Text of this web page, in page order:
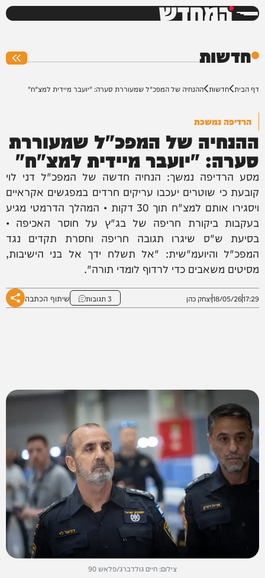
המחדש
חדשות
דף הבית חדשות ההנחיה של המפכ"ל שמעוררת סערה: "יועבר מיידית למצ"ח"
הרדיפה נמשכת
ההנחיה של המפכ"ל שמעוררת
סערה: "יועבר מיידית למצ"ח"
מסע הרדיפה נמשך: הנחיה חדשה של המפכ"ל דני לוי
קובעת כי שוטרים יעכבו עריקים חרדים במפגשים אקראיים
ויסגירו אותם למצ"ח תוך 30 דקות • המהלך הדרמטי מגיע
בעקבות ביקורת חריפה של בג"ץ על חוסר האכיפה •
בסיעת ש"ס שיגרו תגובה חריפה וחסרת תקדים נגד
המפכ"ל והיועמ"שית: "אל תשלח ידך אל בני הישיבות,
מסיטים משאבים כדי לרדוף לומדי תורה".
17:29
18/05/26יצחק כהן 3 תגובות שיתוף הכתבה
צילום: חיים גולדברג/פלאש 90